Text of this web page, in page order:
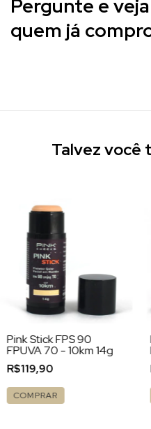
Pergunte e
quem já
Talvez você
Pink Stick FPS 90
FPUVA 70 - 10km 14g
R$119,90